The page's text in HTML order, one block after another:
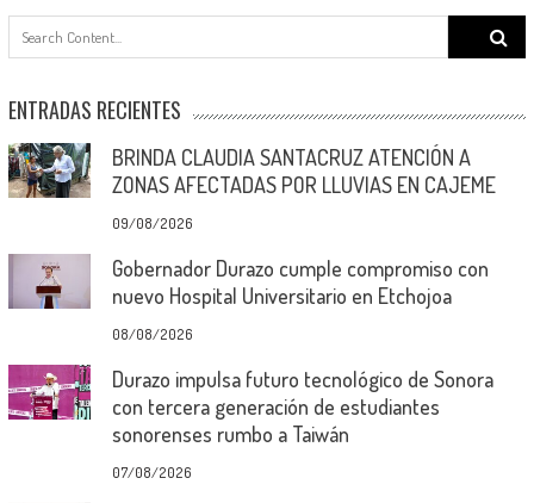
Search
for:
ENTRADAS RECIENTES
BRINDA CLAUDIA SANTACRUZ ATENCIÓN A
ZONAS AFECTADAS POR LLUVIAS EN CAJEME
09/08/2026
Gobernador Durazo cumple compromiso con
nuevo Hospital Universitario en Etchojoa
08/08/2026
Durazo impulsa futuro tecnológico de Sonora
con tercera generación de estudiantes
sonorenses rumbo a Taiwán
07/08/2026